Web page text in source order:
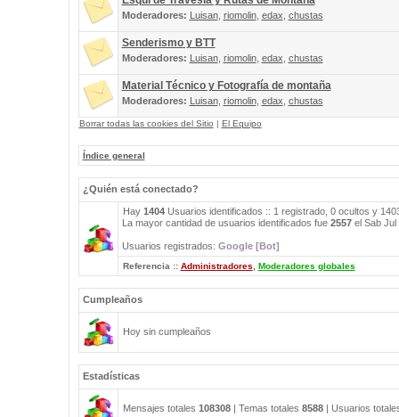
Moderadores: Luisan, riomolin, edax chustas
Senderismo y BTT
Moderadores: Luisan, riomolin, edax chustas
Material Técnico y Fotografía de montaña
Moderadores: Luisan, riomolin, edax chustas
Borrar todas las cookies del Sitio | El Equipo
Índice general
¿Quién está conectado?
Hay 1404Usuarios identificados :: 1 registrado, 0 ocultos y
La mayor cantidad de usuarios identificados fue 2557el Sab Jul
Usuarios registrados: Google [Bot]
Referencia :: Administradores Moderadores globales
Cumpleaños
Hoy sin cumpleaños
Estadísticas
Mensajes totales 108308| Temas totales 8588| Usuarios